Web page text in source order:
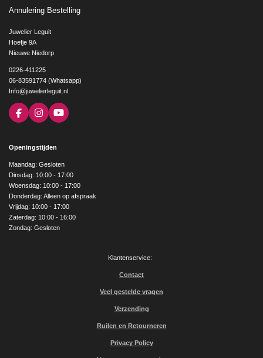
Annulering Bestelling
Juwelier Leguit
Hoefje 9A
Nieuwe Niedorp
0226-411225
06-83591774 (Whatsapp)
Info@juwelierleguit.nl
F
a
b
o
k
I
n
a
g
r
a
m
Y
o
e
Openingstijden
Maandag: Gesloten
Dinsdag: 10:00 - 17:00
Woensdag: 10:00 - 17:00
Donderdag: Alleen op afspraak
Vrijdag: 10:00 - 17:00
Zaterdag: 10:00 - 16:00
Zondag: Gesloten
Klantenservice:
Contact
Veel gestelde vragen
Verzending
Ruilen en Retourneren
Privacy Policy